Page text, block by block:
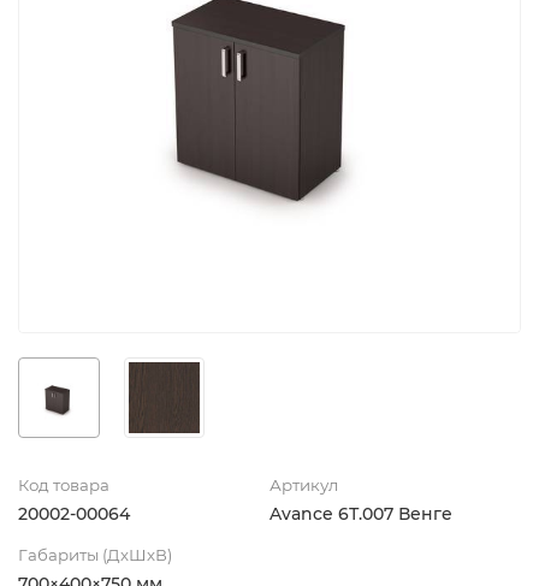
Код товара
20002-00064
Артикул
Avance 6Т.007 Венге
Габариты (ДхШхВ)